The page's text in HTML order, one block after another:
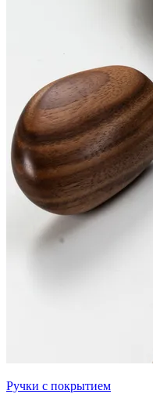
Ручки с покрытием